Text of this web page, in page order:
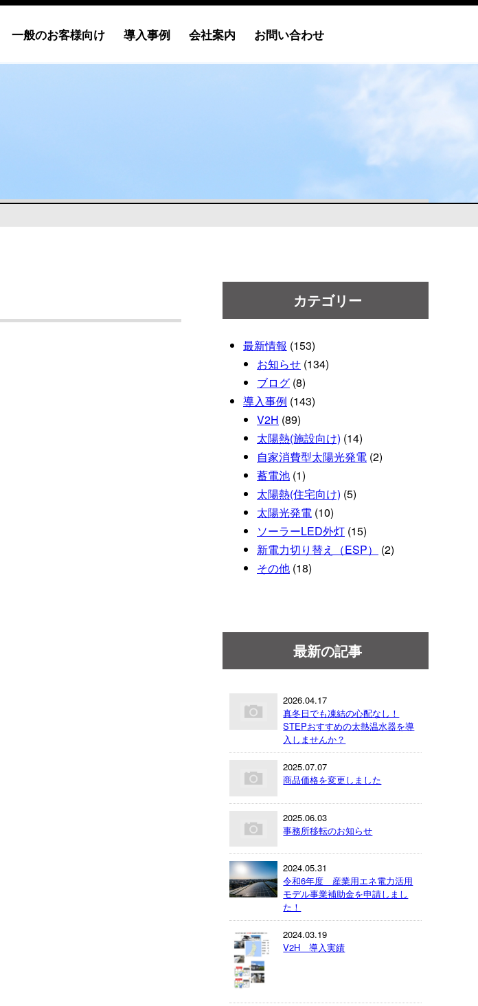
一般のお客様向け 導入事例 会社案内 お問い合わせ
カテゴリー
最新情報 (153)
お知らせ (134)
ブログ (8)
導入事例 (143)
V2H (89)
太陽熱(施設向け) (14)
自家消費型太陽光発電 (2)
蓄電池 (1)
太陽熱(住宅向け) (5)
太陽光発電 (10)
ソーラーLED外灯 (15)
新電力切り替え（ESP）
(2)
その他 (18)
最新の記事
2026.04.17
真冬日でも凍結の心配なし！
STEPおすすめの太熱温水器を導
入しませんか？
2025.07.07
商品価格を変更しました
2025.06.03
事務所移転のお知らせ
2024.05.31
令和6年度 産業用エネ電力活用
モデル事業補助金を申請しまし
た！
2024.03.19
V2H 導入実績